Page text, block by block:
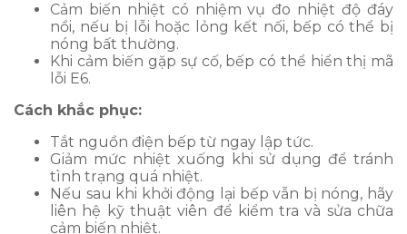
Cảm biến nhiệt có nhiệm vụ đo nhiệt độ đáy
nồi, nếu bị lỗi hoặc lỏng kết nối, bếp có thể bị
nóng bất thường.
Khi cảm biến gặp sự cố, bếp có thể hiển thị mã
lỗi E6.
Cách khắc phục:
Tắt nguồn điện bếp từ ngay lập tức.
Giảm mức nhiệt xuống khi sử dụng để tránh
tình trạng quá nhiệt.
Nếu sau khi khởi động lại bếp vẫn bị nóng, hãy
liên hệ kỹ thuật viên để kiểm tra và sửa chữa
cảm biến nhiệt.